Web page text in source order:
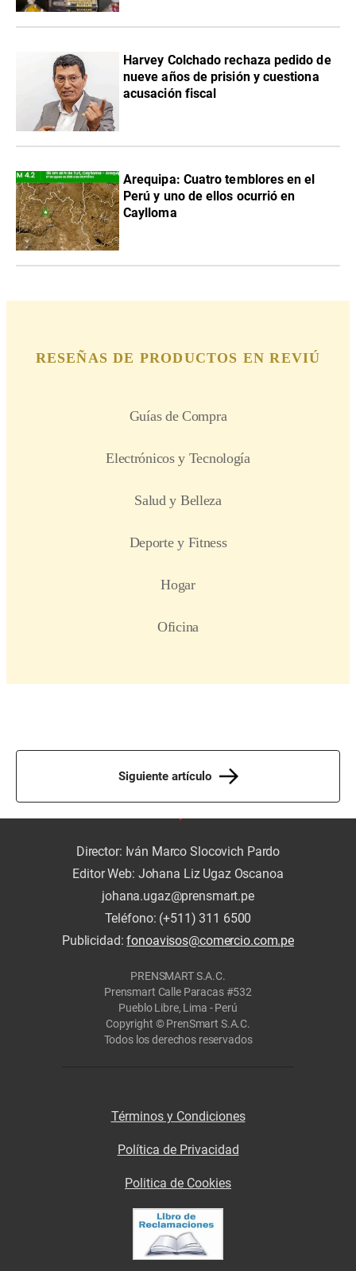
Harvey Colchado rechaza pedido de
nueve años de prisión y cuestiona
acusación fiscal
Arequipa: Cuatro temblores en el
Perú y uno de ellos ocurrió en
Caylloma
Siguiente artículo
Director: Iván Marco Slocovich Pardo
Editor Web: Johana Liz Ugaz Oscanoa
johana.ugaz@prensmart.pe
Teléfono: (+511) 311 6500
Publicidad:fonoavisos@comercio.com.pe
PRENSMART S.A.C.
Prensmart Calle Paracas #532
Pueblo Libre, Lima - Perú
Copyright © PrenSmart S.A.C.
Todos los derechos reservados
Términos y Condiciones
Política de Privacidad
Politica de Cookies